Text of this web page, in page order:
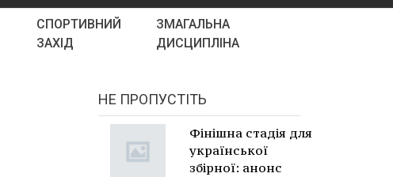
СПОРТИВНИЙ
ЗАХІД
ЗМАГАЛЬНА
ДИСЦИПЛІНА
НЕ ПРОПУСТІТЬ
Фінішна стадія для
української
збірної: анонс